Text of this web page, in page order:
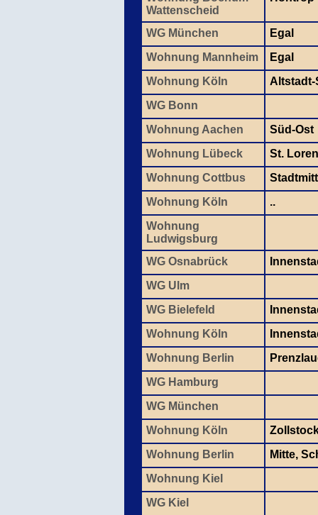
Wattenscheid
WG München
Egal
Wohnung Mannheim
Egal
Wohnung Köln
Altstadt-
WG Bonn
Wohnung Aachen
Süd-Ost
Wohnung Lübeck
St.
Wohnung Cottbus
Wohnung Köln
..
Wohnung
Ludwigsburg
WG Osnabrück
WG Ulm
WG Bielefeld
Wohnung Köln
Wohnung Berlin
WG Hamburg
WG München
Wohnung Köln
Wohnung Berlin
Mitte,
Wohnung Kiel
WG Kiel